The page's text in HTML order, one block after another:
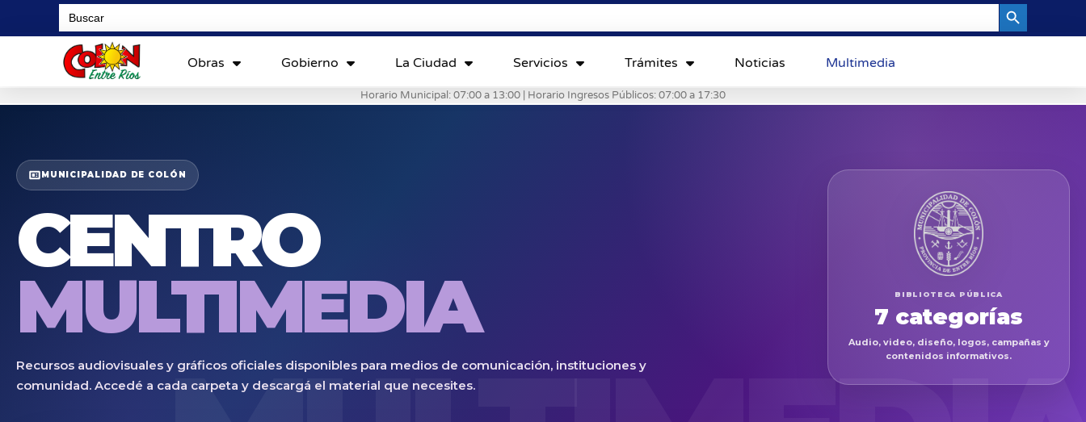
Search
for:
Obras Gobierno La Ciudad Servicios Trámites Noticias Multimedia
Horario Municipal: 07:00 a 13:00 | Horario Ingresos Públicos: 07:00 a 17:30
MUNICIPALIDAD DE COLÓN
CENTRO
MULTIMEDIA
Recursos audiovisuales y gráficos oficiales disponibles para medios de comunicación, instituciones y
comunidad. Accedé a cada carpeta y descargá el material que necesites.
BIBLIOTECA PÚBLICA
7 categorías
Audio, video, diseño, logos, campañas y
contenidos informativos.